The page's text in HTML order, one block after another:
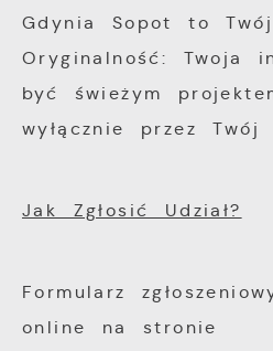
Gdynia Sopot to
Oryginalność: Twoja
być świeżym
wyłącznie przez Twój
Jak Zgłosić Udział?
Formularz
online na stronie